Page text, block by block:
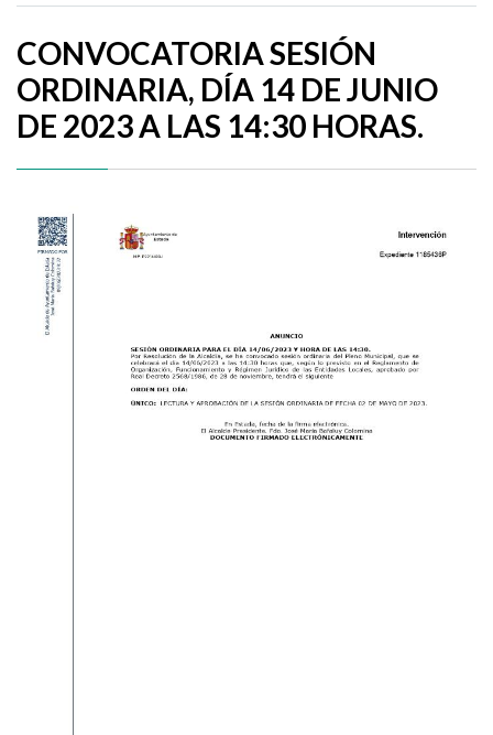
CONVOCATORIA SESIÓN
ORDINARIA, DÍA 14 DE JUNIO
DE 2023 A LAS 14:30 HORAS.